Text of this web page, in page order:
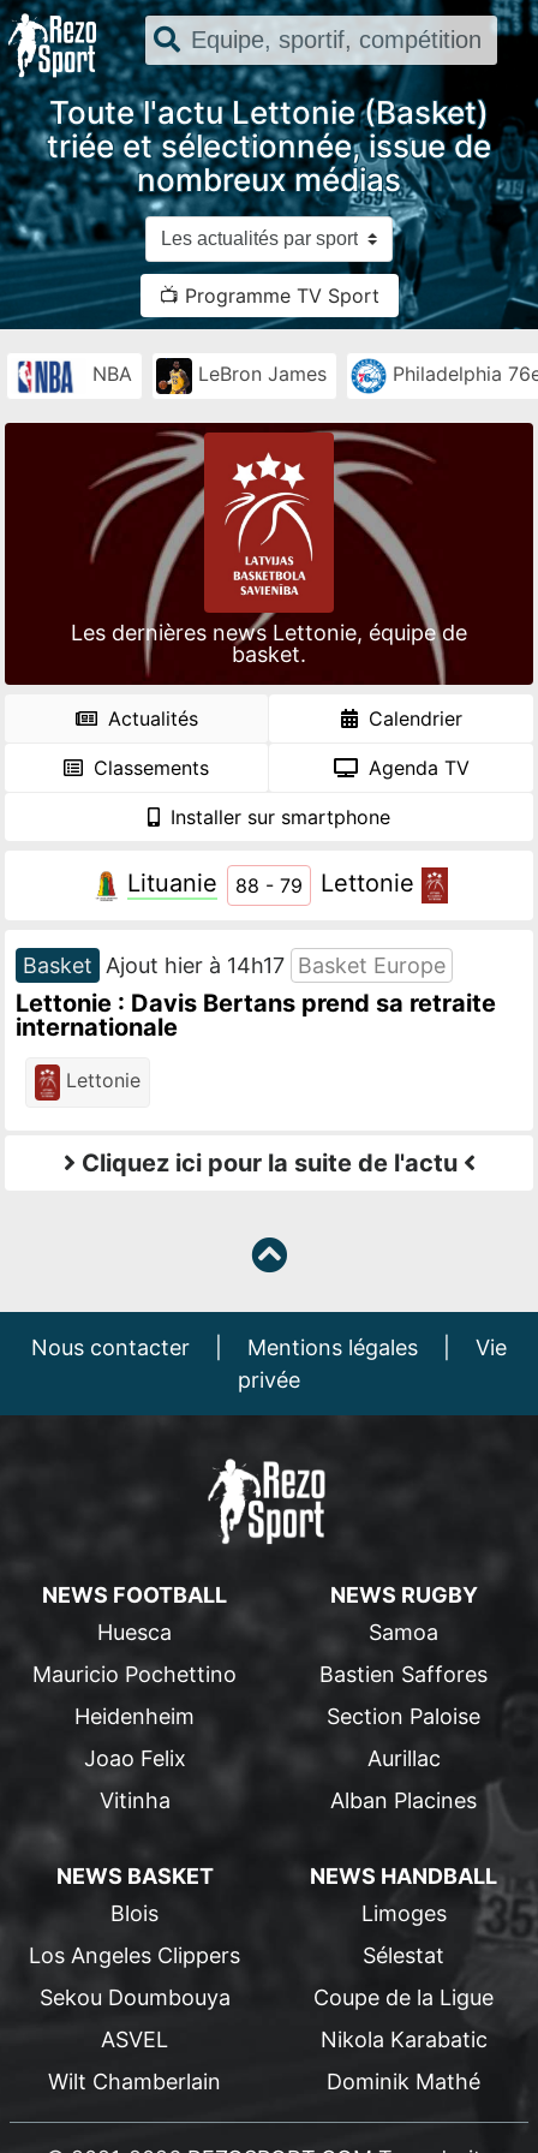
Toute l'actu Lettonie (Basket)
triée et sélectionnée, issue de
nombreux médias
📺 Programme TV Sport
NBA LeBron James Philadelphia
Les dernières news Lettonie, équipe de
basket.
Actualités Calendrier
Classements Agenda TV
Installer sur smartphone
Lituanie 88 - 79 Lettonie
Basket Ajout hier à 14h17 Basket Europe
Lettonie : Davis Bertans prend sa retraite
internationale
Lettonie
Cliquez ici pour la suite de l'actu
Nous contacter Mentions légales
Vie
privée
NEWS FOOTBALL
Huesca
Mauricio Pochettino
Heidenheim
Joao Felix
Vitinha
NEWS RUGBY
Samoa
Bastien Saffores
Section Paloise
Aurillac
Alban Placines
NEWS BASKET
Blois
Los Angeles Clippers
Sekou Doumbouya
ASVEL
Wilt Chamberlain
NEWS HANDBALL
Limoges
Sélestat
Coupe de la Ligue
Nikola Karabatic
Dominik Mathé